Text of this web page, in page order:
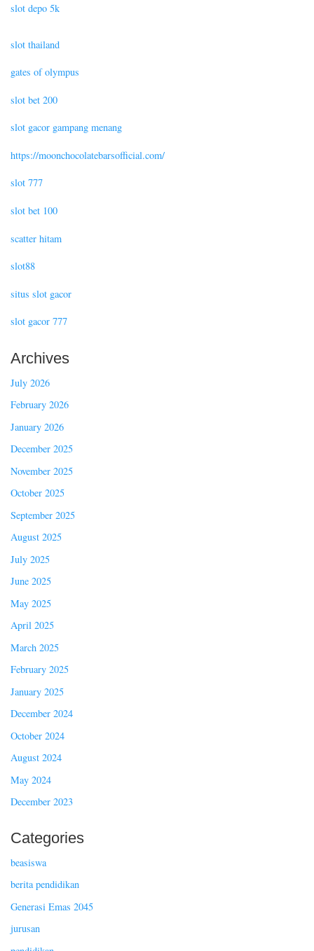
slot depo 5k
slot thailand
gates of olympus
slot bet 200
slot gacor gampang menang
https://moonchocolatebarsofficial.com/
slot 777
slot bet 100
scatter hitam
slot88
situs slot gacor
slot gacor 777
Archives
July 2026
February 2026
January 2026
December 2025
November 2025
October 2025
September 2025
August 2025
July 2025
June 2025
May 2025
April 2025
March 2025
February 2025
January 2025
December 2024
October 2024
August 2024
May 2024
December 2023
Categories
beasiswa
berita pendidikan
Generasi Emas 2045
jurusan